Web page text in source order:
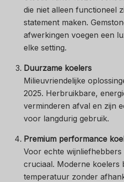
die niet alleen functioneel
statement maken.
afwerkingen voegen een
elke setting.
Duurzame koelers
Milieuvriendelijke
2025. Herbruikbare,
verminderen afval en zijn
voor langdurig gebruik.
Premium performance
Voor echte wijnliefhebbers
cruciaal. Moderne koelers
temperatuur zonder